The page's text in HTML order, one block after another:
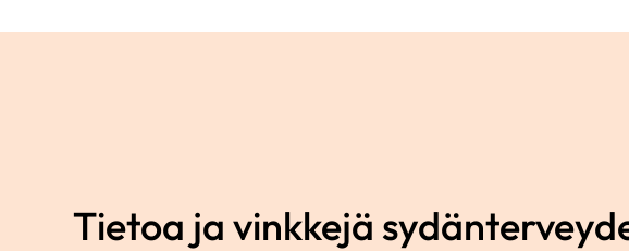
Tietoa ja vinkkejä